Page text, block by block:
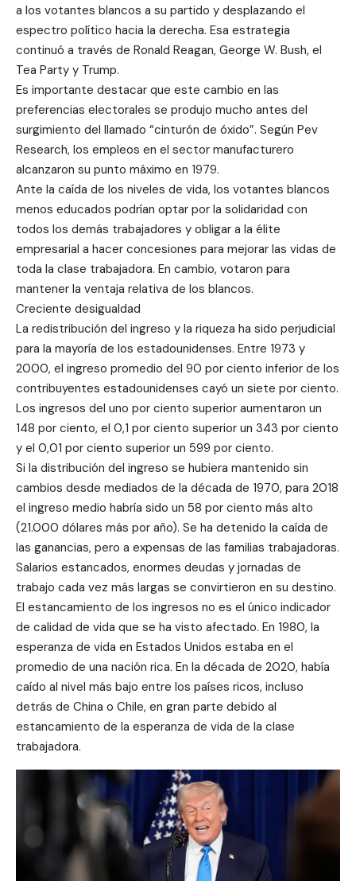
a los votantes blancos a su partido y desplazando el
espectro político hacia la derecha. Esa estrategia
continuó a través de Ronald Reagan, George W. Bush, el
Tea Party y Trump.
Es importante destacar que este cambio en las
preferencias electorales se produjo mucho antes del
surgimiento del llamado “cinturón de óxido”. Según Pev
Research, los empleos en el sector manufacturero
alcanzaron su punto máximo en 1979.
Ante la caída de los niveles de vida, los votantes blancos
menos educados podrían optar por la solidaridad con
todos los demás trabajadores y obligar a la élite
empresarial a hacer concesiones para mejorar las vidas de
toda la clase trabajadora. En cambio, votaron para
mantener la ventaja relativa de los blancos.
Creciente desigualdad
La redistribución del ingreso y la riqueza ha sido perjudicial
para la mayoría de los estadounidenses. Entre 1973 y
2000, el ingreso promedio del 90 por ciento inferior de los
contribuyentes estadounidenses cayó un siete por ciento.
Los ingresos del uno por ciento superior aumentaron un
148 por ciento, el 0,1 por ciento superior un 343 por ciento
y el 0,01 por ciento superior un 599 por ciento.
Si la distribución del ingreso se hubiera mantenido sin
cambios desde mediados de la década de 1970, para 2018
el ingreso medio habría sido un 58 por ciento más alto
(21.000 dólares más por año). Se ha detenido la caída de
las ganancias, pero a expensas de las familias trabajadoras.
Salarios estancados, enormes deudas y jornadas de
trabajo cada vez más largas se convirtieron en su destino.
El estancamiento de los ingresos no es el único indicador
de calidad de vida que se ha visto afectado. En 1980, la
esperanza de vida en Estados Unidos estaba en el
promedio de una nación rica. En la década de 2020, había
caído al nivel más bajo entre los países ricos, incluso
detrás de China o Chile, en gran parte debido al
estancamiento de la esperanza de vida de la clase
trabajadora.